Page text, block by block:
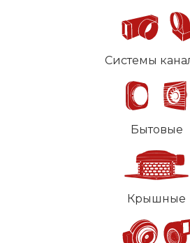
Системы
Бытовые
Крышные